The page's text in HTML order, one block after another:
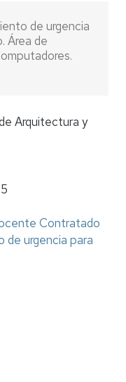
de urgencia
Área de
Arquitectura y
Contratado
de urgencia para